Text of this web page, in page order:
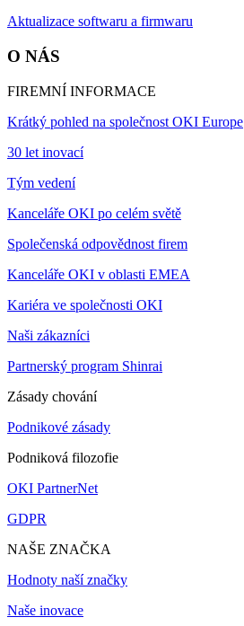
Aktualizace softwaru a firmwaru
O NÁS
FIREMNÍ INFORMACE
Krátký pohled na společnost OKI Europe
30 let inovací
Tým vedení
Kanceláře OKI po celém světě
Společenská odpovědnost firem
Kanceláře OKI v oblasti EMEA
Kariéra ve společnosti OKI
Naši zákazníci
Partnerský program Shinrai
Zásady chování
Podnikové zásady
Podniková filozofie
OKI PartnerNet
GDPR
NAŠE ZNAČKA
Hodnoty naší značky
Naše inovace